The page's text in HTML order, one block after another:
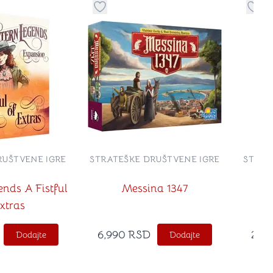
stvari u kategoriju omiljeno
A Fistful
IGRE
Dodajte
Dugme za dodavanje stvari u
Messina 1347
STRATEŠKE DRUŠTVENE IGRE
6,990 RSD Dodajte